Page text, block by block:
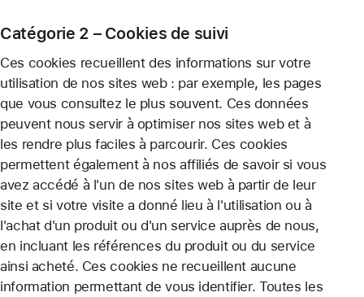
Catégorie 2 – Cookies de suivi
Ces cookies recueillent des informations sur votre
utilisation de nos sites web : par exemple, les pages
que vous consultez le plus souvent. Ces données
peuvent nous servir à optimiser nos sites web et à
les rendre plus faciles à parcourir. Ces cookies
permettent également à nos affiliés de savoir si vous
avez accédé à l'un de nos sites web à partir de leur
site et si votre visite a donné lieu à l'utilisation ou à
l'achat d'un produit ou d'un service auprès de nous,
en incluant les références du produit ou du service
ainsi acheté. Ces cookies ne recueillent aucune
information permettant de vous identifier. Toutes les